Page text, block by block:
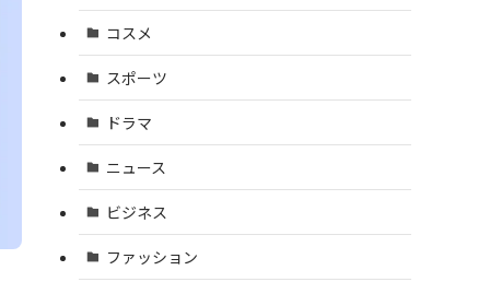
コスメ
スポーツ
ドラマ
ニュース
ビジネス
ファッション